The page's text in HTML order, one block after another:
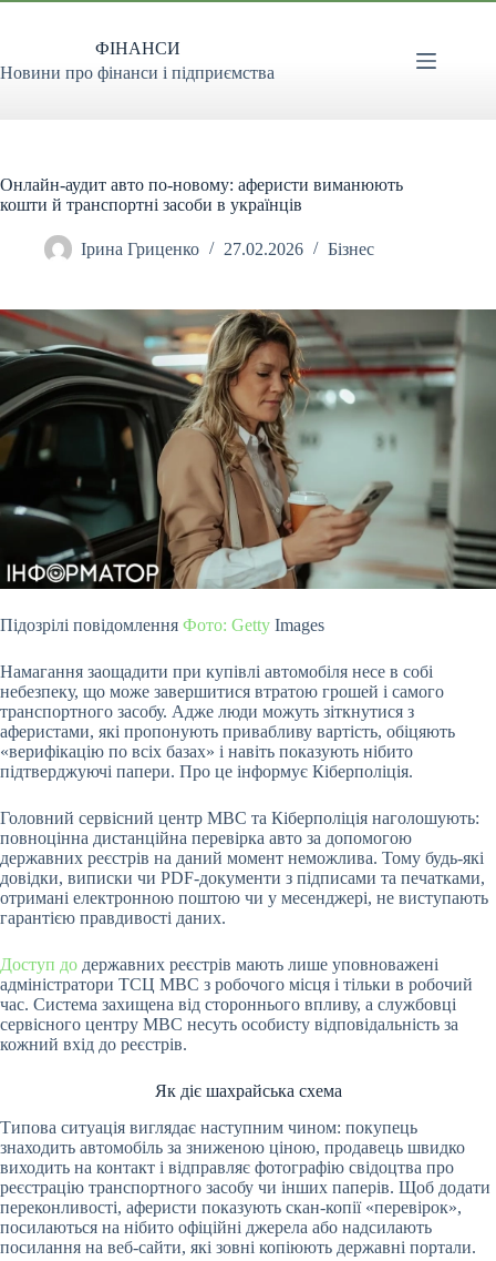
Перейти
ФІНАНСИ
Новини про фінанси і підприємства
Онлайн-аудит авто по-новому: аферисти виманюють
кошти й транспортні засоби в українців
Ірина Гриценко 27.02.2026 Бізнес
Підозрілі повідомлення Фото: Getty Images
Намагання заощадити при купівлі автомобіля несе в собі
небезпеку, що може завершитися втратою грошей і самого
транспортного засобу. Адже люди можуть зіткнутися з
аферистами, які пропонують привабливу вартість, обіцяють
«верифікацію по всіх базах» і навіть показують нібито
підтверджуючі папери. Про це інформує Кіберполіція.
Головний сервісний центр МВС та Кіберполіція наголошують:
повноцінна дистанційна перевірка авто за допомогою
державних реєстрів на даний момент неможлива. Тому будь-які
довідки, виписки чи PDF-документи з підписами та печатками,
отримані електронною поштою чи у месенджері, не виступають
гарантією правдивості даних.
Доступ до державних реєстрів мають лише уповноважені
адміністратори ТСЦ МВС з робочого місця і тільки в робочий
час. Система захищена від стороннього впливу, а службовці
сервісного центру МВС несуть особисту відповідальність за
кожний вхід до реєстрів.
Як діє шахрайська схема
Типова ситуація виглядає наступним чином: покупець
знаходить автомобіль за зниженою ціною, продавець швидко
виходить на контакт і відправляє фотографію свідоцтва про
реєстрацію транспортного засобу чи інших паперів. Щоб додати
переконливості, аферисти показують скан-копії «перевірок»,
посилаються на нібито офіційні джерела або надсилають
посилання на веб-сайти, які зовні копіюють державні портали.